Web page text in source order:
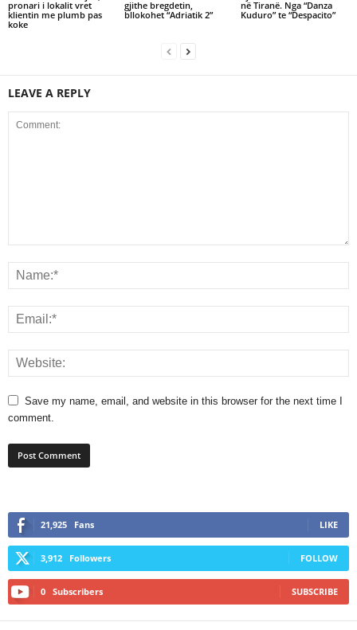
pronari i lokalit vret
klientin me plumb pas
koke
gjithe bregdetin,
bllokohet “Adriatik 2”
në Tiranë. Nga “Danza
Kuduro” te “Despacito”
LEAVE A REPLY
Save my name, email, and website in this browser for the next time I
comment.
21,925 Fans LIKE
3,912 Followers FOLLOW
0 Subscribers SUBSCRIBE